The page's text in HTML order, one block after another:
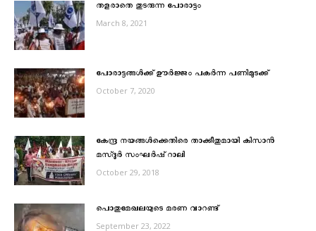
തളരാതെ തുടരുന്ന പോരാട്ടം
March 8, 2021
പോരാട്ടങ്ങൾക്ക് ഊർജ്ജം പകര്‍ന്ന പണിമുടക്ക്
October 7, 2020
കേന്ദ്ര നയങ്ങള്‍ക്കെതിരെ താക്കീതുമായി കിസാന്‍
മസ്ദൂര്‍ സംഘര്‍ഷ് റാലി
October 29, 2018
പൊതുമേഖലയുടെ മരണ വാറണ്ട്
September 23, 2022